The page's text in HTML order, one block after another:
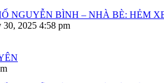
NGUYỄN BÌNH – NHÀ BÈ: HẺM
30, 2025 4:58 pm